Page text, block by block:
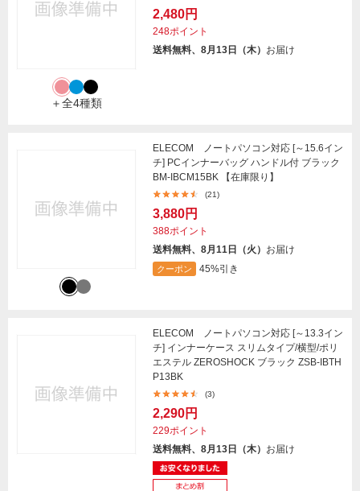
＋全4種類
2,480円
248ポイント
送料無料、8月13日（木） お届け
ELECOM ノートパソコン対応 [～15.6イン
チ] PCインナーバッグ ハンドル付 ブラック
BM-IBCM15BK 【在庫限り】
(21)
3,880円
388ポイント
送料無料、8月11日（火） お届け
クーポン 45%引き
ELECOM ノートパソコン対応 [～13.3イン
チ] インナーケース スリムタイプ/横型/ポリ
エステル ZEROSHOCK ブラック ZSB-IBTH
P13BK
(3)
2,290円
229ポイント
送料無料、8月13日（木） お届け